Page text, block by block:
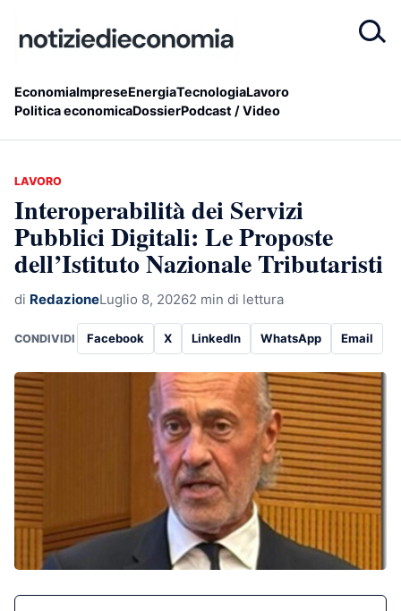
EconomiaImpreseEnergiaTecnologiaLavoro
Politica economicaDossierPodcast / Video
LAVORO
Interoperabilità dei Servizi
Pubblici Digitali: Le Proposte
dell’Istituto Nazionale Tributaristi
di RedazioneLuglio 8, 20262 min di lettura
CONDIVIDI Facebook X LinkedIn WhatsApp Email